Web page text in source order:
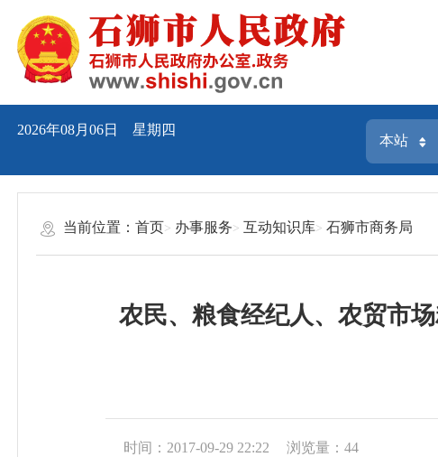
2026年08月06日 星期四
当前位置：首页 办事服务 互动知识库 石狮市商务局
农民、粮食经纪人、农贸市
时间：2017-09-29 22:22 浏览量： 44